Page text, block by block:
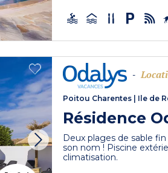
-
Poitou Charentes Ile de
Résidence
Deux plages de sable
son nom ! Piscine
climatisation.